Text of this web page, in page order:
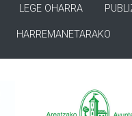
LEGE OHARRA
HARREMANETARAKO